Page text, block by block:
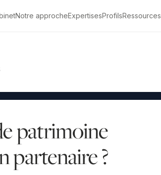
Notre approcheExpertisesProfilsRessources
patrimoine
partenaire ?